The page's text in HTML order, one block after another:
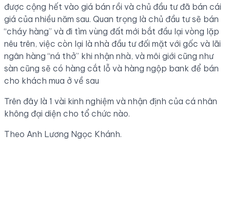
được cộng hết vào giá bán rồi và chủ đầu tư đã bán cái
giá của nhiều năm sau. Quan trọng là chủ đầu tư sẽ bán
“cháy hàng” và đi tìm vùng đất mới bắt đầu lại vòng lặp
nêu trên, việc còn lại là nhà đầu tư đối mặt với gốc và lãi
ngân hàng “ná thở” khi nhận nhà, và môi giới cũng như
sàn cũng sẽ có hàng cắt lỗ và hàng ngộp bank để bán
cho khách mua ở về sau
Trên đây là 1 vài kinh nghiệm và nhận định của cá nhân
không đại diện cho tổ chức nào.
Theo Anh Lương Ngọc Khánh.